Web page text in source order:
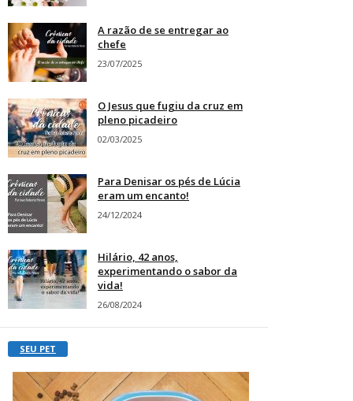
A razão de se entregar ao
chefe
23/07/2025
O Jesus que fugiu da cruz em
pleno picadeiro
02/03/2025
Para Denisar os pés de Lúcia
eram um encanto!
24/12/2024
Hilário, 42 anos,
experimentando o sabor da
vida!
26/08/2024
SEU PET